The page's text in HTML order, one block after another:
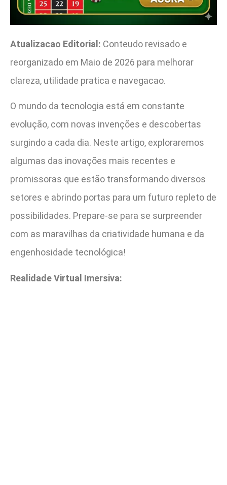
Atualizacao Editorial: Conteudo revisado e
reorganizado em Maio de 2026 para melhorar
clareza, utilidade pratica e navegacao.
O mundo da tecnologia está em constante
evolução, com novas invenções e descobertas
surgindo a cada dia. Neste artigo, exploraremos
algumas das inovações mais recentes e
promissoras que estão transformando diversos
setores e abrindo portas para um futuro repleto de
possibilidades. Prepare-se para se surpreender
com as maravilhas da criatividade humana e da
engenhosidade tecnológica!
Realidade Virtual Imersiva: